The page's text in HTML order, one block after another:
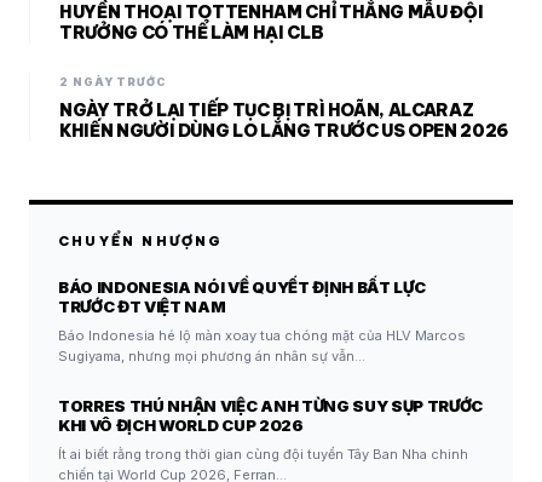
HUYỀN THOẠI TOTTENHAM CHỈ THẲNG MẪU ĐỘI
TRƯỞNG CÓ THỂ LÀM HẠI CLB
2 NGÀY TRƯỚC
NGÀY TRỞ LẠI TIẾP TỤC BỊ TRÌ HOÃN, ALCARAZ
KHIẾN NGƯỜI DÙNG LO LẮNG TRƯỚC US OPEN 2026
CHUYỂN NHƯỢNG
BÁO INDONESIA NÓI VỀ QUYẾT ĐỊNH BẤT LỰC
TRƯỚC ĐT VIỆT NAM
Báo Indonesia hé lộ màn xoay tua chóng mặt của HLV Marcos
Sugiyama, nhưng mọi phương án nhân sự vẫn…
TORRES THÚ NHẬN VIỆC ANH TỪNG SUY SỤP TRƯỚC
KHI VÔ ĐỊCH WORLD CUP 2026
Ít ai biết rằng trong thời gian cùng đội tuyển Tây Ban Nha chinh
chiến tại World Cup 2026, Ferran…